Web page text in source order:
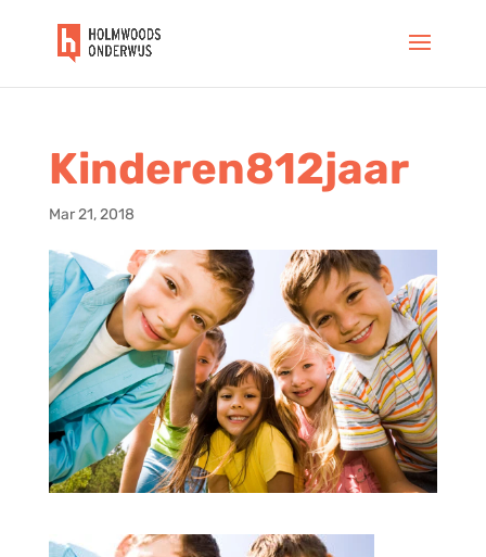
Kinderen812jaar
Mar 21, 2018